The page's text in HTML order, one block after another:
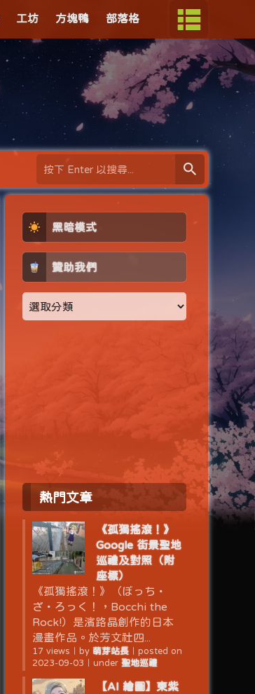
工坊 方塊鴨 部落格
黑暗模式
贊助我們
熱門文章
《孤獨搖滾！》
Google 街景聖地
巡禮及對照（附
座標）
《孤獨搖滾！》（ぼっち・
ざ・ろっく！，Bocchi the
Rock!）是濱路晶創作的日本
漫畫作品。於芳文社四...
17 views by 萌芽站長｜ posted on
2023-09-03
under 聖地巡禮
【AI 繪圖】東紫